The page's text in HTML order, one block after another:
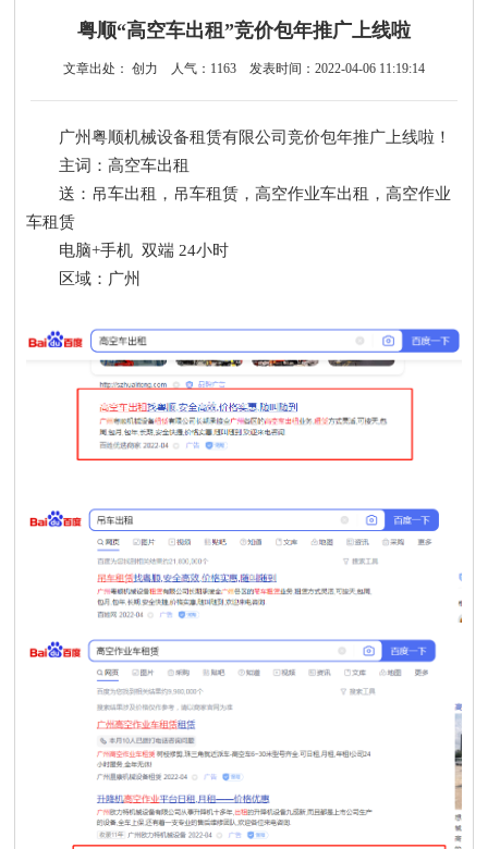
粤顺“高空车出租”竞价包年推广上线啦
文章出处： 创力 人气： 1163 发表时间：2022-04-06 11:19:14
广州粤顺机械设备租赁有限公司竞价包年推广 上线啦！
主词：高空车出租
送：吊车出租，吊车租赁，高空作业车出租，高空作业
车租赁
电脑+手机 双端 24小时
区域：广州